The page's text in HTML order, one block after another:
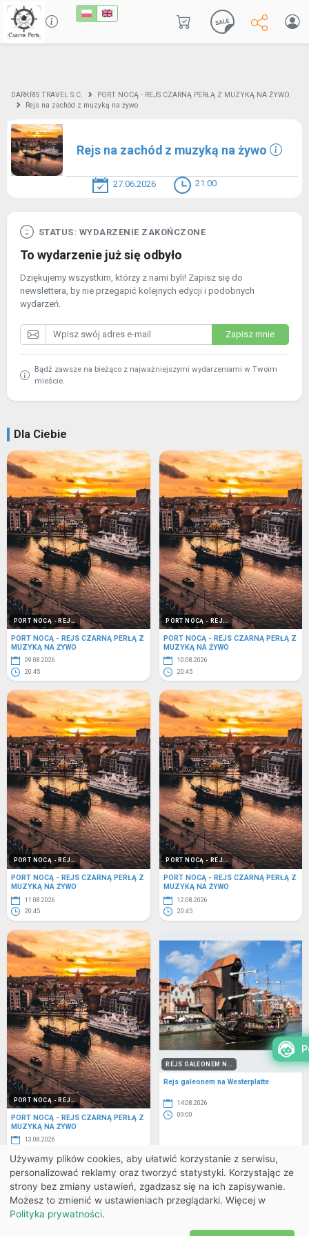
DARKRIS TRAVEL S.C.
PORT NOCĄ - REJS CZARNĄ PERŁĄ Z MUZYKĄ NA ŻYWO
Rejs na zachód z muzyką na żywo
Rejs na zachód z muzyką na żywo
27.06.2026 21:00
STATUS: WYDARZENIE ZAKOŃCZONE
To wydarzenie już się odbyło
Dziękujemy wszystkim, którzy z nami byli! Zapisz się do
newslettera, by nie przegapić kolejnych edycji i podobnych
wydarzeń.
Zapisz mnie
Bądź zawsze na bieżąco z najważniejszymi wydarzeniami w Twoim
mieście.
Dla Ciebie
PORT NOCĄ - REJ...
PORT NOCĄ - REJS CZARNĄ PERŁĄ Z
MUZYKĄ NA ŻYWO
09.08.2026
20:45
PORT NOCĄ - REJ...
PORT NOCĄ - REJS CZARNĄ PERŁĄ Z
MUZYKĄ NA ŻYWO
10.08.2026
20:45
PORT NOCĄ - REJ...
PORT NOCĄ - REJS CZARNĄ PERŁĄ Z
MUZYKĄ NA ŻYWO
11.08.2026
20:45
PORT NOCĄ - REJ...
PORT NOCĄ - REJS CZARNĄ PERŁĄ Z
MUZYKĄ NA ŻYWO
12.08.2026
20:45
PORT NOCĄ - REJ...
PORT NOCĄ - REJS CZARNĄ PERŁĄ Z
MUZYKĄ NA ŻYWO
13.08.2026
REJS GALEONEM N...
Rejs galeonem na Westerplatte
14.08.2026
09:00
Powrót do listy
Używamy plików cookies, aby ułatwić korzystanie z serwisu,
personalizować reklamy oraz tworzyć statystyki. Korzystając ze
strony bez zmiany ustawień, zgadzasz się na ich zapisywanie.
Możesz to zmienić w ustawieniach przeglądarki. Więcej w
Polityka prywatności.